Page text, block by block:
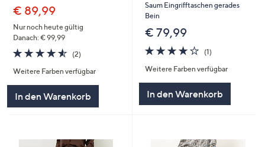
€ 89,99
Nur noch heute gültig
Danach: € 99,99
4.5
von
5
(2)2
Weitere Farben verfügbar
In den Warenkorb
Saum Eingrifftaschen gerades
Bein
€ 79,99
4.0
von
5
(1)1
Weitere Farben verfügbar
In den Warenkorb